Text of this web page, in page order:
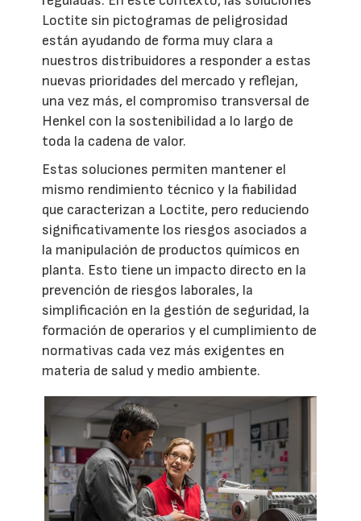
Loctite sin pictogramas de peligrosidad
están ayudando de forma muy clara a
nuestros distribuidores a responder a estas
nuevas prioridades del mercado y reflejan,
una vez más, el compromiso transversal de
Henkel con la sostenibilidad a lo largo de
toda la cadena de valor.
Estas soluciones permiten mantener el
mismo rendimiento técnico y la fiabilidad
que caracterizan a Loctite, pero reduciendo
significativamente los riesgos asociados a
la manipulación de productos químicos en
planta. Esto tiene un impacto directo en la
prevención de riesgos laborales, la
simplificación en la gestión de seguridad, la
formación de operarios y el cumplimiento de
normativas cada vez más exigentes en
materia de salud y medio ambiente.